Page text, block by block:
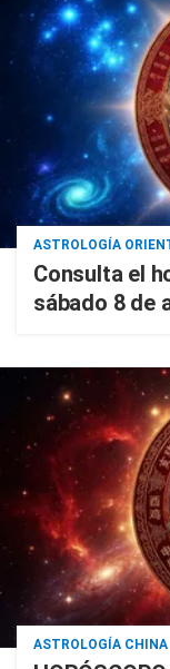
ASTROLOGÍA
Consulta el
sábado 8 de
ASTROLOGÍA CHINA